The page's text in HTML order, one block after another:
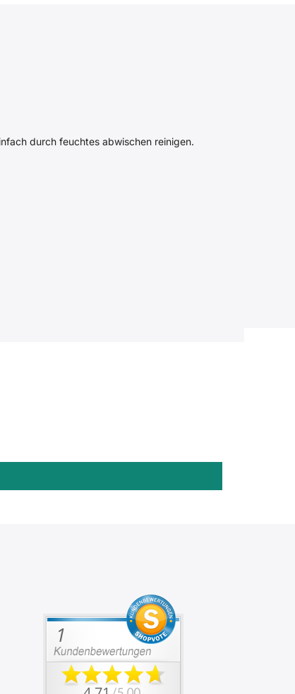
durch feuchtes abwischen reinigen.